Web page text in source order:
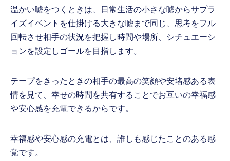
温かい嘘をつくときは、日常生活の小さな嘘からサプラ
イズイベントを仕掛ける大きな嘘まで同じ、思考をフル
回転させ相手の状況を把握し時間や場所、シチュエーシ
ョンを設定しゴールを目指します。
テープをきったときの相手の最高の笑顔や安堵感ある表
情を見て、幸せの時間を共有することでお互いの幸福感
や安心感を充電できるからです。
幸福感や安心感の充電とは、誰しも感じたことのある感
覚です。